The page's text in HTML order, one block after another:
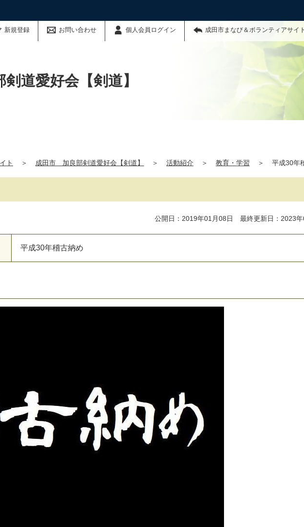
新規登録 お問い合わせ 個人会員ログイン 成田市まなび＆ボランティアサイ
道愛好会【剣道】
ト ＞ 成田市 加良部剣道愛好会【剣道】 ＞ 活動紹介 ＞ 教育・学習 ＞ 平成30年
公開日：2019年01月08日 最終更新日：2023
平成30年稽古納め